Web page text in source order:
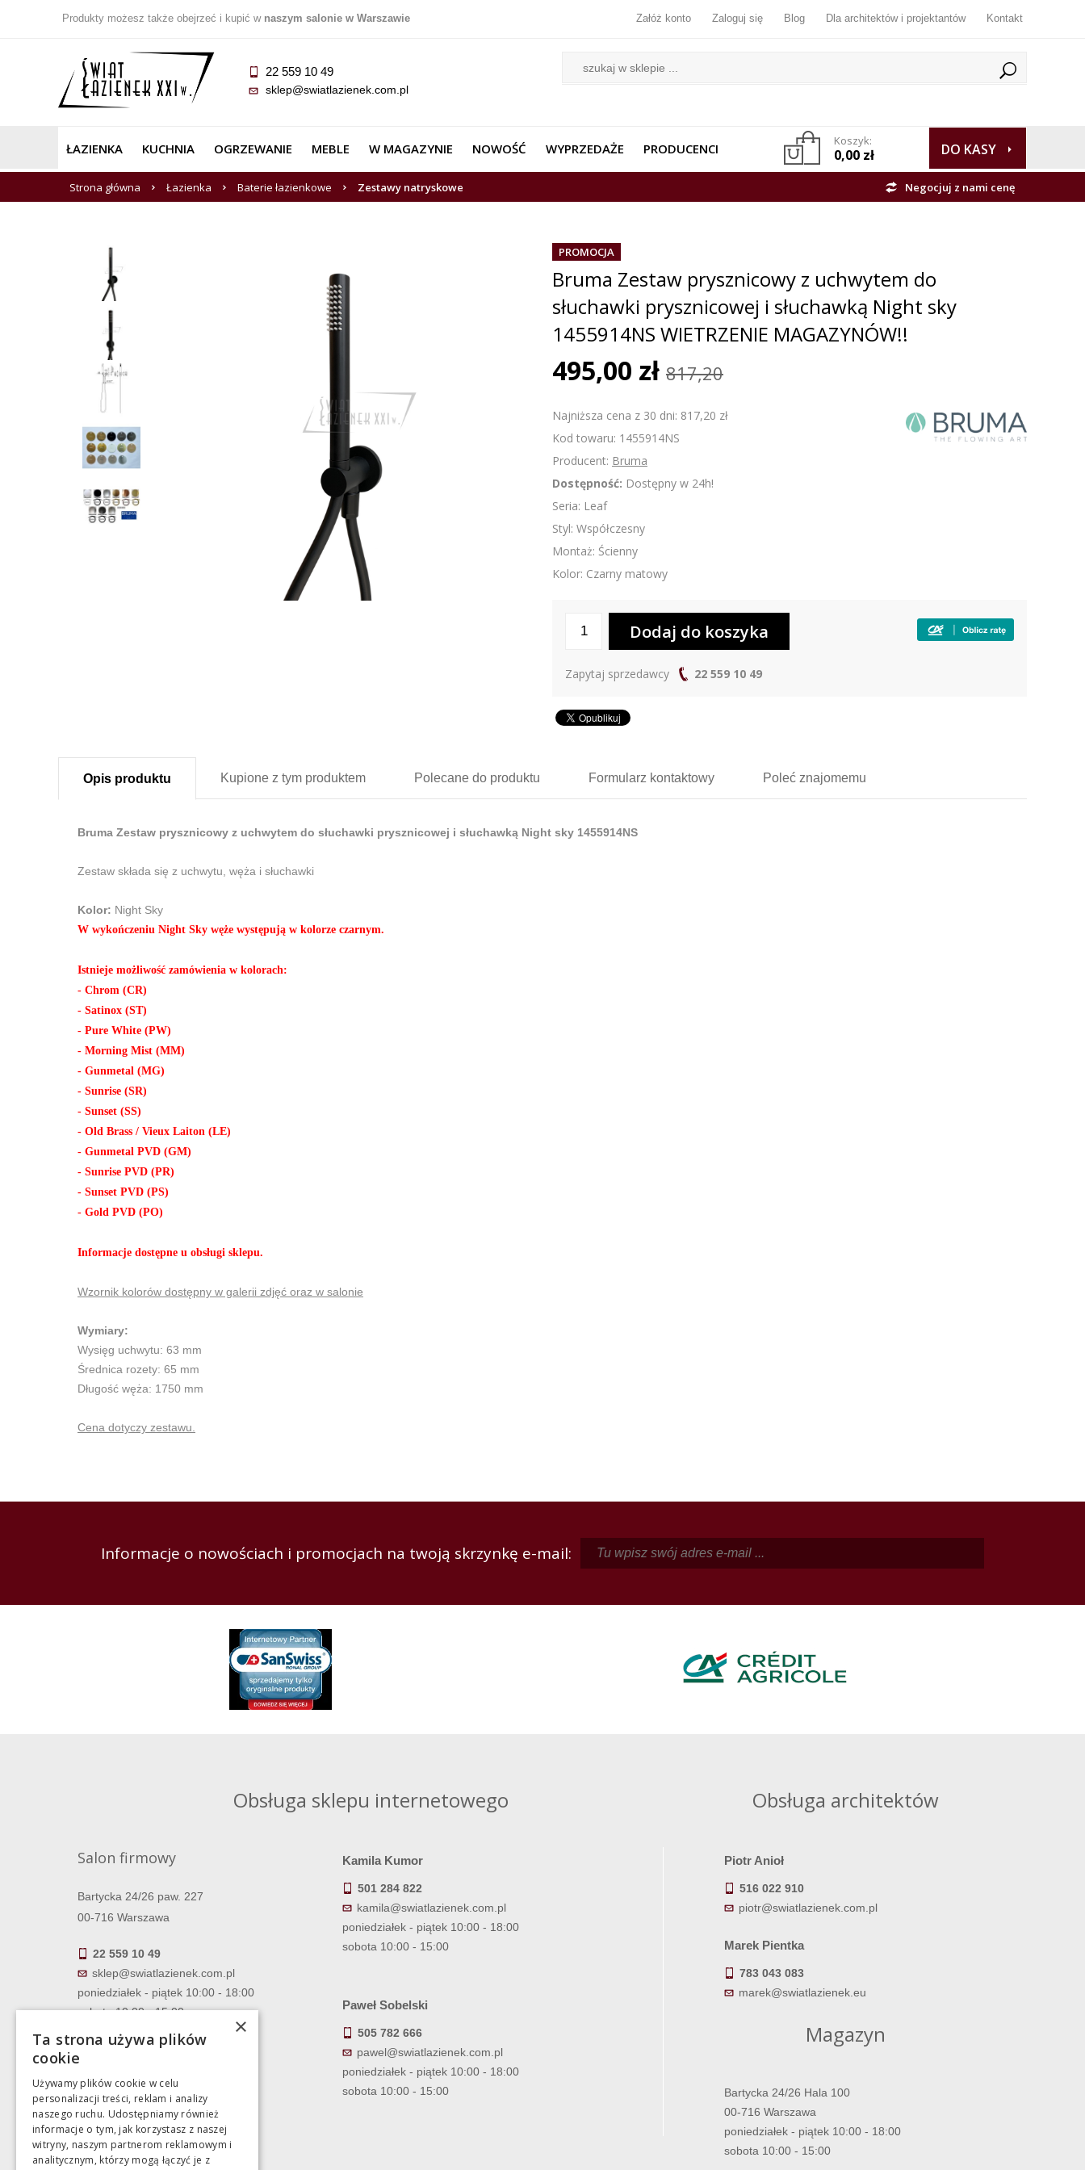
Produkty możesz także obejrzeć i kupić w naszym salonie w Warszawie Załóż konto Zaloguj się Blog Dla architektów i projektantów Kontakt
22 559 10 49
sklep@swiatlazienek.com.pl
ŁAZIENKA KUCHNIA OGRZEWANIE MEBLE W MAGAZYNIE NOWOŚĆ WYPRZEDAŻE PRODUCENCI Koszyk:
0,00 zł DO KASY
Strona główna Łazienka Baterie łazienkowe Zestawy natryskowe Negocjuj z nami cenę
PROMOCJA
Bruma Zestaw prysznicowy z uchwytem do
słuchawki prysznicowej i słuchawką Night sky
1455914NS WIETRZENIE MAGAZYNÓW!!
495,00 zł 817,20
Najniższa cena z 30 dni: 817,20 zł
Kod towaru: 1455914NS
Producent: Bruma
Dostępność: Dostępny w 24h!
Seria: Leaf
Styl: Współczesny
Montaż: Ścienny
Kolor: Czarny matowy
Zapytaj sprzedawcy 22 559 10 49
Opis produktu Kupione z tym produktem Polecane do produktu Formularz kontaktowy Poleć znajomemu
Bruma Zestaw prysznicowy z uchwytem do słuchawki prysznicowej i słuchawką Night sky 1455914NS
Zestaw składa się z uchwytu, węża i słuchawki
Kolor: Night Sky
W wykończeniu Night Sky węże występują w kolorze czarnym.
Istnieje możliwość zamówienia w kolorach:
- Chrom (CR)
- Satinox (ST)
- Pure White (PW)
- Morning Mist (MM)
- Gunmetal (MG)
- Sunrise (SR)
- Sunset (SS)
- Old Brass / Vieux Laiton (LE)
- Gunmetal PVD (GM)
- Sunrise PVD (PR)
- Sunset PVD (PS)
- Gold PVD (PO)
Informacje dostępne u obsługi sklepu.
Wzornik kolorów dostępny w galerii zdjęć oraz w salonie
Wymiary:
Wysięg uchwytu: 63 mm
Średnica rozety: 65 mm
Długość węża: 1750 mm
Cena dotyczy zestawu.
Informacje o nowościach i promocjach na twoją skrzynkę e-mail:
Obsługa sklepu internetowego
Salon firmowy
Bartycka 24/26 paw. 227
00-716 Warszawa
22 559 10 49
sklep@swiatlazienek.com.pl
poniedziałek - piątek 10:00 - 18:00
sobota 10:00 - 15:00
Kamila Kumor
501 284 822
kamila@swiatlazienek.com.pl
poniedziałek - piątek 10:00 - 18:00
sobota 10:00 - 15:00
Paweł Sobelski
505 782 666
pawel@swiatlazienek.com.pl
poniedziałek - piątek 10:00 - 18:00
sobota 10:00 - 15:00
Obsługa architektów
Piotr Anioł
516 022 910
piotr@swiatlazienek.com.pl
Marek Pientka
783 043 083
marek@swiatlazienek.eu
Magazyn
Bartycka 24/26 Hala 100
00-716 Warszawa
poniedziałek - piątek 10:00 - 18:00
sobota 10:00 - 15:00
×
Ta strona używa plików
cookie
Używamy plików cookie w celu
personalizacji treści, reklam i analizy
naszego ruchu. Udostępniamy również
informacje o tym, jak korzystasz z naszej
witryny, naszym partnerom reklamowym i
analitycznym, którzy mogą łączyć je z